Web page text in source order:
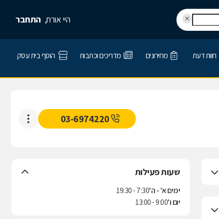
היי אורח, התחבר
חוות דעת מחירונים מדריכים וכתבות הוסף בית עסק
03-6974220
שעות פעילות
ימים א' - ה'7:30 - 19:30
יום ו'9:00 - 13:00